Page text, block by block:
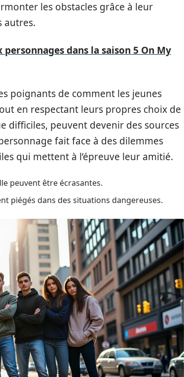
les obstacles grâce à leur
autres.
dans la saison 5 On My
poignants de comment les jeunes
en respectant leurs propres choix de
difficiles, peuvent devenir des sources
fait face à des dilemmes
qui mettent à l’épreuve leur amitié.
peuvent être écrasantes.
piégés dans des situations dangereuses.